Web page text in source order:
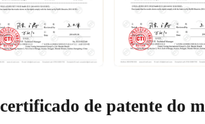
de patente do